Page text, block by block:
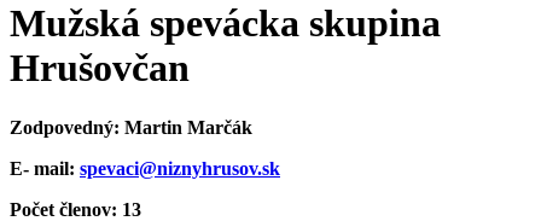
Mužská spevácka skupina
Hrušovčan
Zodpovedný: Martin Marčák
E- mail: spevaci@niznyhrusov.sk
Počet členov: 13